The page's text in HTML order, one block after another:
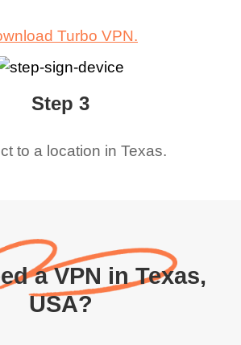
Turbo VPN.
Step 3
to a location in Texas.
a VPN in Texas,
USA?